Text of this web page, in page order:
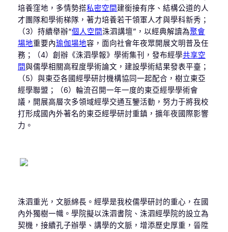
培養窪地，多情勢搭私密空間建銜接有序、結構公道的人
才團隊和學術梯隊，著力培養若干領軍人才與學科新秀；
（3）持續舉辦“個人空間洙泗講壇”，以經典解讀為聚會
場地重要內瑜伽場地容，面向社會年夜眾開展文明普及任
務；（4）創辦《洙泗學報》學術集刊，發布經學共享空
間與儒學相關高程度學術論文，建設學術結果發表平臺；
（5）與東亞各國經學研討機構協同一起配合，樹立東亞
經學聯盟；（6）輪流召開一年一度的東亞經學學術會
議，開展高層次多領域經學交通互鑒活動，努力于將我校
打形成國內外著名的東亞經學研討重鎮，擴年夜國際影響
力。
洙泗重光，文脈綿長。經學是我校儒學研討的重心，在國
內外獨樹一幟。學院擬以洙泗書院、洙泗經學院的設立為
契機，接續孔子辦學、講學的文脈，增添歷史厚重，晉陞